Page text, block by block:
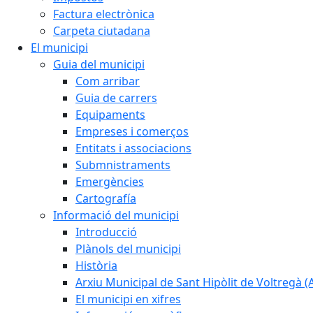
Factura electrònica
Carpeta ciutadana
El municipi
Guia del municipi
Com arribar
Guia de carrers
Equipaments
Empreses i comerços
Entitats i associacions
Submnistraments
Emergències
Cartografía
Informació del municipi
Introducció
Plànols del municipi
Història
Arxiu Municipal de Sant Hipòlit de Voltregà
El municipi en xifres